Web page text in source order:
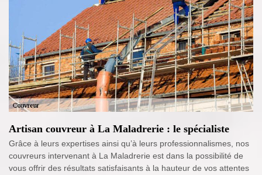
Artisan couvreur à La Maladrerie : le spécialiste
Grâce à leurs expertises ainsi qu’à leurs professionnalismes, nos
couvreurs intervenant à La Maladrerie est dans la possibilité de
vous offrir des résultats satisfaisants à la hauteur de vos attentes